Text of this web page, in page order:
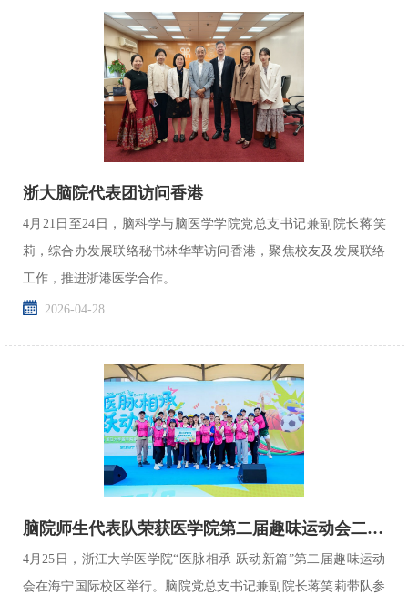
浙大脑院代表团访问香港
4月21日至24日，脑科学与脑医学学院党总支书记兼副院长蒋笑
莉，综合办发展联络秘书林华苹访问香港，聚焦校友及发展联络
工作，推进浙港医学合作。
2026-04-28
脑院师生代表队荣获医学院第二届趣味运动会二等奖
4月25日，浙江大学医学院“医脉相承 跃动新篇”第二届趣味运动
会在海宁国际校区举行。脑院党总支书记兼副院长蒋笑莉带队参